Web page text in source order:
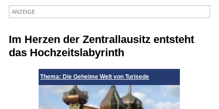
ANZEIGE
Im Herzen der Zentrallausitz entsteht
das Hochzeitslabyrinth
Thema: Die Geheime Welt von Turisede